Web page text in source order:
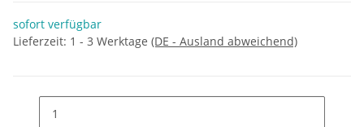
sofort verfügbar
Lieferzeit: 1 - 3 Werktage (DE - Ausland abweichend)